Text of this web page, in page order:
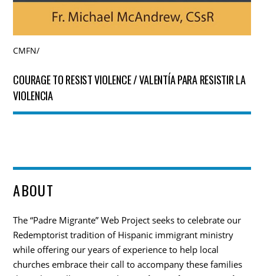
CMFN/
COURAGE TO RESIST VIOLENCE / VALENTÍA PARA RESISTIR LA
VIOLENCIA
ABOUT
The “Padre Migrante” Web Project seeks to celebrate our
Redemptorist tradition of Hispanic immigrant ministry
while offering our years of experience to help local
churches embrace their call to accompany these families